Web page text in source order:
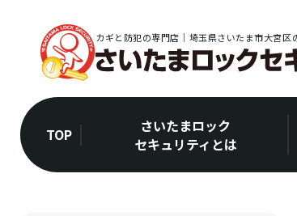
カギと防犯の専門店｜埼玉県さいたま市大宮区
TOP
さいたまロック
セキュリティとは